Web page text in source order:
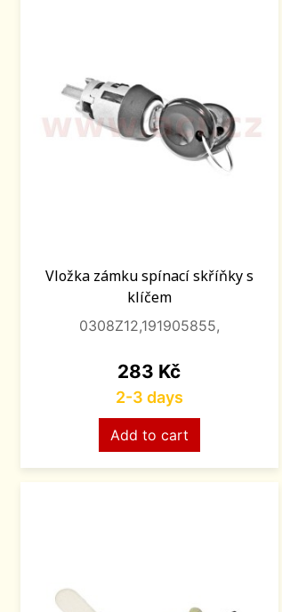
Vložka zámku spínací skříňky s
klíčem
0308Z12,191905855,
Price
283 Kč
2-3 days
Add to cart